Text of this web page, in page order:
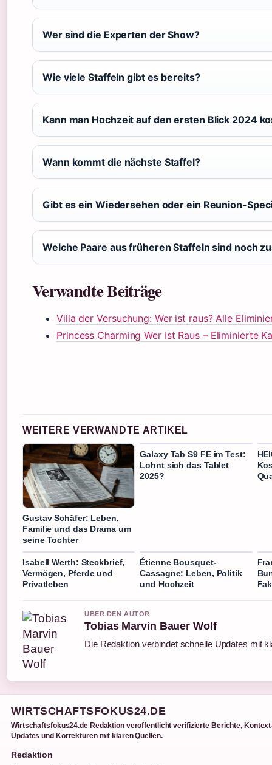
Wer sind die Experten der Show?
Wie viele Staffeln gibt es bereits?
Kann man Hochzeit auf den ersten Blick 2024
Wann kommt die nächste Staffel?
Gibt es ein Wiedersehen oder ein Reunion-
Welche Paare aus früheren Staffeln sind noch
Verwandte Beiträge
Villa der Versuchung: Wer ist raus? Alle
Princess Charming Wer Ist Raus – Eliminierte
WEITERE VERWANDTE ARTIKEL
Gustav Schäfer: Leben,
Familie und das Drama um
seine Tochter
Galaxy Tab S9 FE im Test:
Lohnt sich das Tablet
2025?
Isabell Werth: Steckbrief,
Vermögen, Pferde und
Privatleben
Étienne Bousquet-
Cassagne: Leben, Politik
und Hochzeit
UBER DEN AUTOR
Tobias Marvin Bauer Wolf
Die Redaktion verbindet schnelle Updates mit
WIRTSCHAFTSFOKUS24.DE
Wirtschaftsfokus24.de Redaktion veroffentlicht verifizierte Berichte,
Updates und Korrekturen mit klaren Quellen.
Redaktion